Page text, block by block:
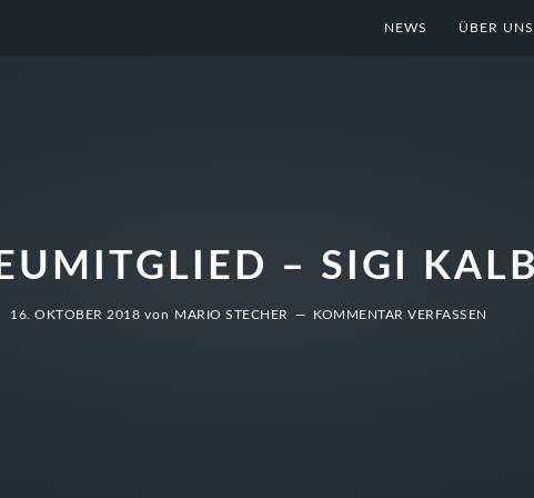
NEWS ÜBER UNS
– SIGI KALB
16. OKTOBER 2018 von MARIO STECHER KOMMENTAR VERFASSEN